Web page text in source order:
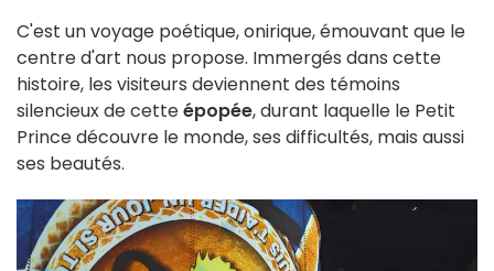
C'est un voyage poétique, onirique, émouvant que le
centre d'art nous propose. Immergés dans cette
histoire, les visiteurs deviennent des témoins
silencieux de cetteépopée, durant laquelle le Petit
Prince découvre le monde, ses difficultés, mais aussi
ses beautés.